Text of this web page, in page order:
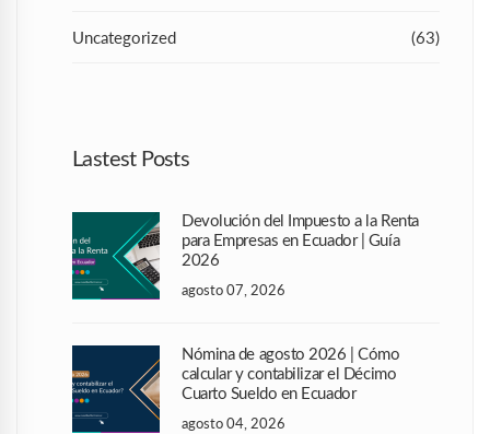
Uncategorized (63)
Lastest Posts
Devolución del Impuesto a la Renta
para Empresas en Ecuador | Guía
2026
agosto 07, 2026
Nómina de agosto 2026 | Cómo
calcular y contabilizar el Décimo
Cuarto Sueldo en Ecuador
agosto 04, 2026